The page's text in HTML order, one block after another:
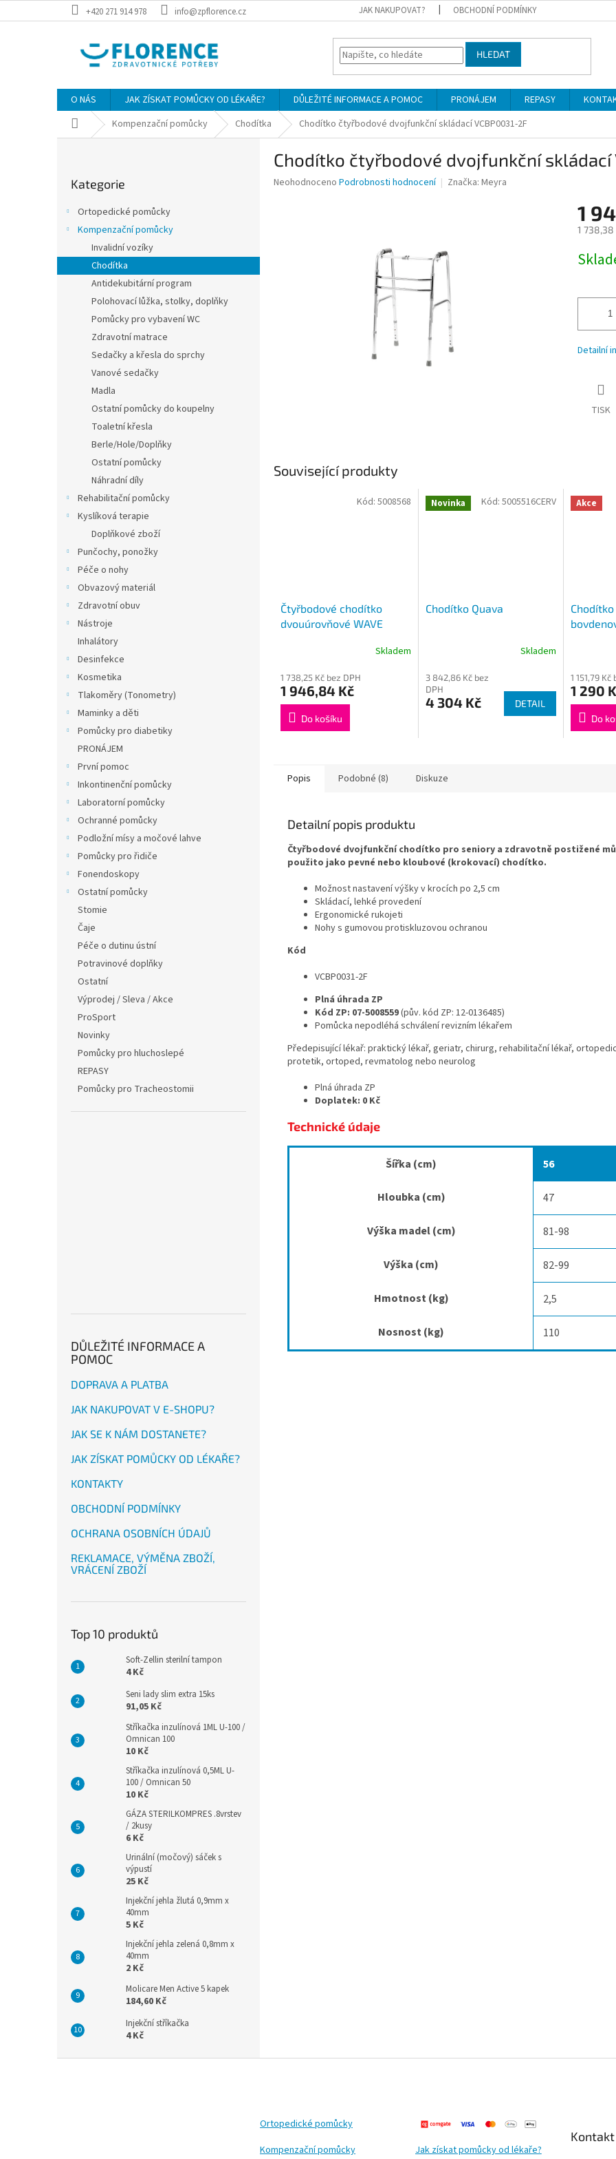
na
+420 271 914 978 info@zpflorence.cz JAK NAKUPOVAT? OBCHODNÍ PODMÍNKY
HLEDAT
O NÁS JAK ZÍSKAT POMŮCKY OD LÉKAŘE? DŮLEŽITÉ INFORMACE A POMOC PRONÁJEM REPASY
Domů Kompenzační pomůcky Chodítka Chodítko čtyřbodové dvojfunkční skládací VCBP0031-2F
kategorie
Kategorie
Ortopedické pomůcky
Kompenzační pomůcky
Invalidní vozíky
Chodítka
Antidekubitární program
Polohovací lůžka, stolky, doplňky
Pomůcky pro vybavení WC
Zdravotní matrace
Sedačky a křesla do sprchy
Vanové sedačky
Madla
Ostatní pomůcky do koupelny
Toaletní křesla
Berle/Hole/Doplňky
Ostatní pomůcky
Náhradní díly
Rehabilitační pomůcky
Kyslíková terapie
Doplňkové zboží
Punčochy, ponožky
Péče o nohy
Obvazový materiál
Zdravotní obuv
Nástroje
Inhalátory
Desinfekce
Kosmetika
Tlakoměry (Tonometry)
Maminky a děti
Pomůcky pro diabetiky
PRONÁJEM
První pomoc
Inkontinenční pomůcky
Laboratorní pomůcky
Ochranné pomůcky
Podložní mísy a močové lahve
Pomůcky pro řidiče
Fonendoskopy
Ostatní pomůcky
Stomie
Čaje
Péče o dutinu ústní
Potravinové doplňky
Ostatní
Výprodej / Sleva / Akce
ProSport
Novinky
Pomůcky pro hluchoslepé
REPASY
Pomůcky pro Tracheostomii
DŮLEŽITÉ INFORMACE A
POMOC
DOPRAVA A PLATBA
JAK NAKUPOVAT V E-SHOPU?
JAK SE K NÁM DOSTANETE?
JAK ZÍSKAT POMŮCKY OD LÉKAŘE?
KONTAKTY
OBCHODNÍ PODMÍNKY
OCHRANA OSOBNÍCH ÚDAJŮ
REKLAMACE, VÝMĚNA ZBOŽÍ,
VRÁCENÍ ZBOŽÍ
Top 10 produktů
Soft-Zellin sterilní tampon
4 Kč
Seni lady slim extra 15ks
91,05 Kč
Stříkačka inzulínová 1ML U-100 /
Omnican 100
10 Kč
Stříkačka inzulínová 0,5ML U-
100 / Omnican 50
10 Kč
GÁZA STERILKOMPRES .8vrstev
/ 2kusy
6 Kč
Urinální (močový) sáček s
výpustí
25 Kč
Injekční jehla žlutá 0,9mm x
40mm
5 Kč
Injekční jehla zelená 0,8mm x
40mm
2 Kč
Molicare Men Active 5 kapek
184,60 Kč
Injekční stříkačka
4 Kč
Chodítko čtyřbodové dvojfunkční skládací
Průměrné
Neohodnoceno Podrobnosti hodnocení Značka: Meyra
1
1 738,38
cena:
Detailní
TISK
Související produkty
Čtyřbodové chodítko
dvouúrovňové WAVE
Skladem
1 738,25 Kč bez DPH
1 946,84 Kč
Do košíku
Kód: 5008568 Novinka
Chodítko Quava
produktu
je
3,7
Skladem
3 842,86 Kč bez
DPH
4 304 Kč DETAIL
Kód: 5005516CERV Akce
1 151,79 Kč
1 290
Do
Popis Podobné (8) Diskuze
Detailní popis produktu
Čtyřbodové dvojfunkční chodítko pro seniory a zdravotně postižené
použito jako pevné nebo kloubové (krokovací) chodítko.
Možnost nastavení výšky v krocích po 2,5 cm
Skládací, lehké provedení
Ergonomické rukojeti
Nohy s gumovou protiskluzovou ochranou
Kód
VCBP0031-2F
Plná úhrada ZP
Kód ZP: 07-5008559(pův. kód ZP: 12-0136485)
Pomůcka nepodléhá schválení revizním lékařem
Předepisující lékař: praktický lékař, geriatr, chirurg, rehabilitační lékař,
protetik, ortoped, revmatolog nebo neurolog
Plná úhrada ZP
Doplatek: 0 Kč
Technické údaje
Šířka (cm) 56
Hloubka (cm) 47
Výška madel (cm) 81-98
Výška (cm) 82-99
Hmotnost (kg) 2,5
Nosnost (kg) 110
Ortopedické pomůcky
Kompenzační pomůcky
Jak získat pomůcky od lékaře?
Kontakt